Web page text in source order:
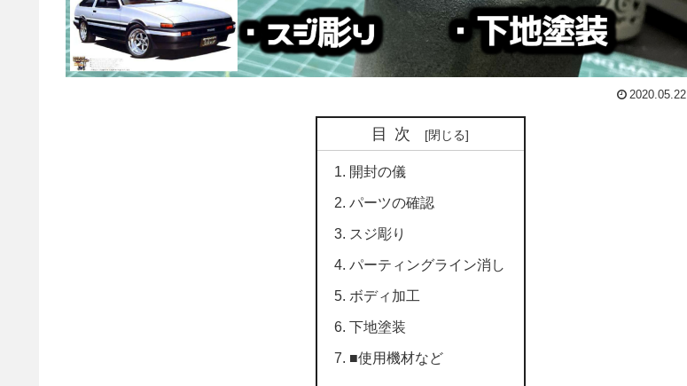
2020.05.22
目次
開封の儀
パーツの確認
スジ彫り
パーティングライン消し
ボディ加工
下地塗装
■使用機材など